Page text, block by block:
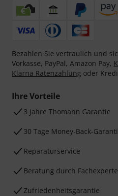
Bezahlen Sie vertraulich und
Vorkasse, PayPal, Amazon Pay,
Klarna Ratenzahlung oder
Ihre Vorteile
3 Jahre Thomann Garantie
30 Tage Money-Back-
Reparaturservice
Beratung durch
Zufriedenheitsgarantie